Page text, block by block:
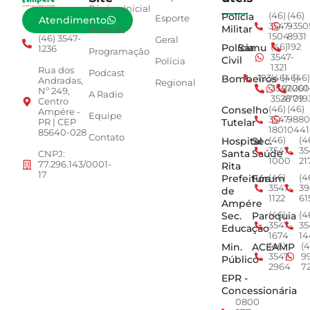
Atendimento
(46) 3547-
1236
Rua dos
Andradas,
Nº 249,
Centro
Ampére -
PR | CEP
85640-028
CNPJ:
77.296.143/0001-
17
Página Inicial
Notícias
Programação
Podcast
A Radio
Equipe
Contato
Esporte
Geral
Polícia
Regional
Polícia
Militar
(46)
3547-
1504
(46)
8931
Polícia
Civil
Samu (46)
3547-
1321
192
Bombeiros
193(46)
3547-
3528
(46)
4779
(46)
Conselho
Tutelar
(46)
3547-
1801
(46)
0441
Hospital
Santa
Rita
Sec.
Saúde
(46)
3547-
1000
Prefeitura
de
Ampére
Fórum
(46)
3547-
1122
Sec.
Educação
Paroquia
(46)
3547-
1674
Min.
Público
ACEAMP
(46)
3547-
2964
EPR -
Concessionária
0800